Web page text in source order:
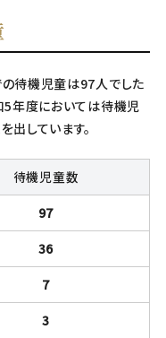
待機児童は97人でした
5年度においては待機児
しています。
待機児童数
97
36
7
3